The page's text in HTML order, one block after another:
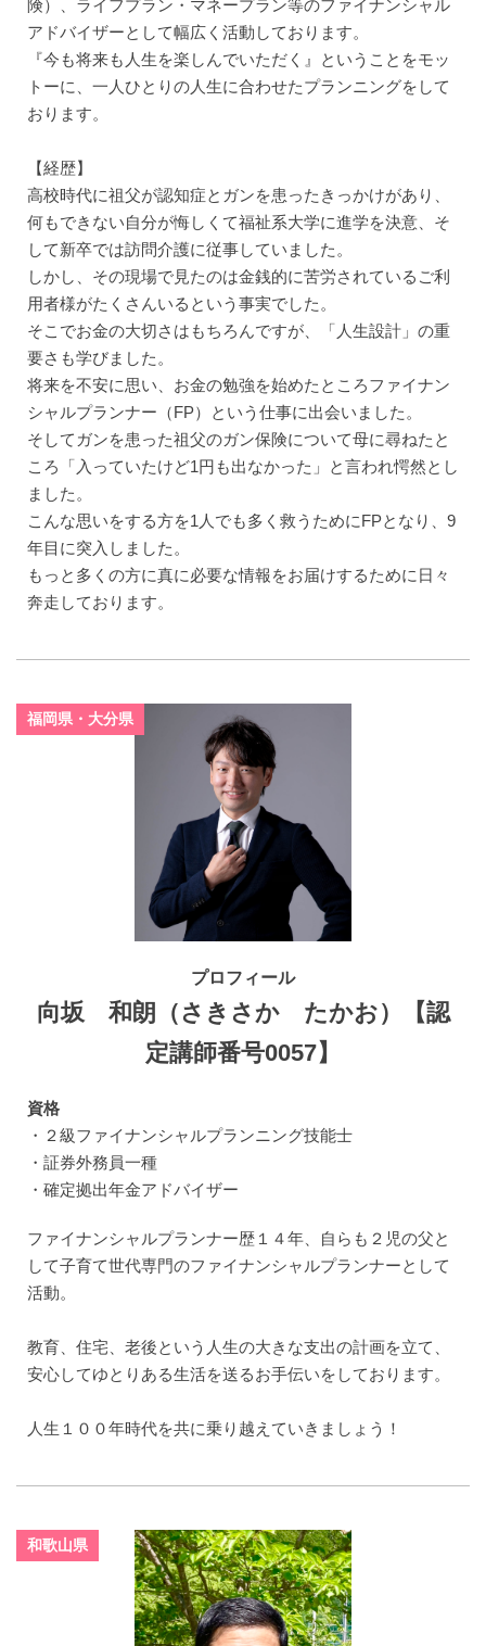
険）、ライフプラン・マネープラン等のファイナンシャル
アドバイザーとして幅広く活動しております。
『今も将来も人生を楽しんでいただく』ということをモッ
トーに、一人ひとりの人生に合わせたプランニングをして
おります。
【経歴】
高校時代に祖父が認知症とガンを患ったきっかけがあり、
何もできない自分が悔しくて福祉系大学に進学を決意、そ
して新卒では訪問介護に従事していました。
しかし、その現場で見たのは金銭的に苦労されているご利
用者様がたくさんいるという事実でした。
そこでお金の大切さはもちろんですが、「人生設計」の重
要さも学びました。
将来を不安に思い、お金の勉強を始めたところファイナン
シャルプランナー（FP）という仕事に出会いました。
そしてガンを患った祖父のガン保険について母に尋ねたと
ころ「入っていたけど1円も出なかった」と言われ愕然とし
ました。
こんな思いをする方を1人でも多く救うためにFPとなり、9
年目に突入しました。
もっと多くの方に真に必要な情報をお届けするために日々
奔走しております。
福岡県・大分県
プロフィール
向坂 和朗（さきさか たかお）【認
定講師番号0057】
資格
・２級ファイナンシャルプランニング技能士
・証券外務員一種
・確定拠出年金アドバイザー
ファイナンシャルプランナー歴１４年、自らも２児の父と
して子育て世代専門のファイナンシャルプランナーとして
活動。
教育、住宅、老後という人生の大きな支出の計画を立て、
安心してゆとりある生活を送るお手伝いをしております。
人生１００年時代を共に乗り越えていきましょう！
和歌山県